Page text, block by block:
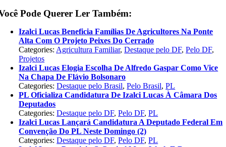
Pode Querer Ler Também:
Izalci Lucas Beneficia Famílias De Agricultores Na Ponte
Alta Com O Projeto Peixes Do Cerrado
Categories: Agricultura Familiar,Destaque pelo DF,Pelo DF,
Projetos
Izalci Lucas Elogia Escolha De Alfredo Gaspar Como Vice
Na Chapa De Flávio Bolsonaro
Categories:Destaque pelo Brasil,Pelo Brasil,PL
PL Oficializa Candidatura De Izalci Lucas À Câmara Dos
Deputados
Categories:Destaque pelo DF,Pelo DF,PL
Izalci Lucas Lançará Candidatura A Deputado Federal Em
Convenção Do PL Neste Domingo (2)
Categories:Destaque pelo DF,Pelo DF,PL